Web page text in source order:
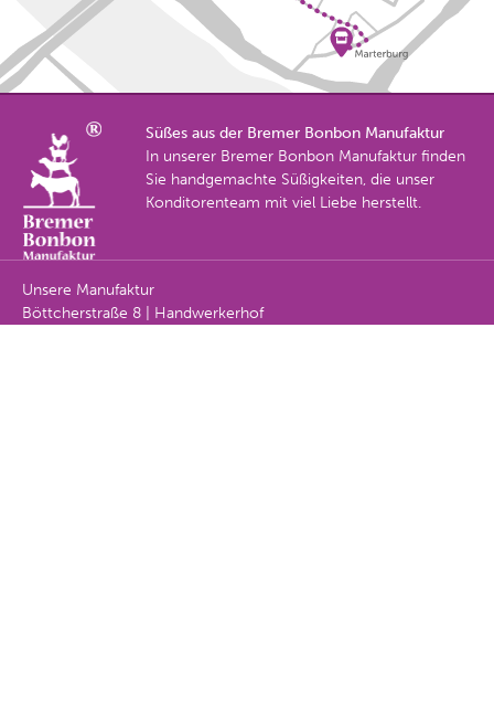
Süßes aus der Bremer Bonbon Manufaktur
In unserer Bremer Bonbon Manufaktur finden
Sie handgemachte Süßigkeiten, die unser
Konditorenteam mit viel Liebe herstellt.
Unsere Manufaktur
Böttcherstraße 8 | Handwerkerhof